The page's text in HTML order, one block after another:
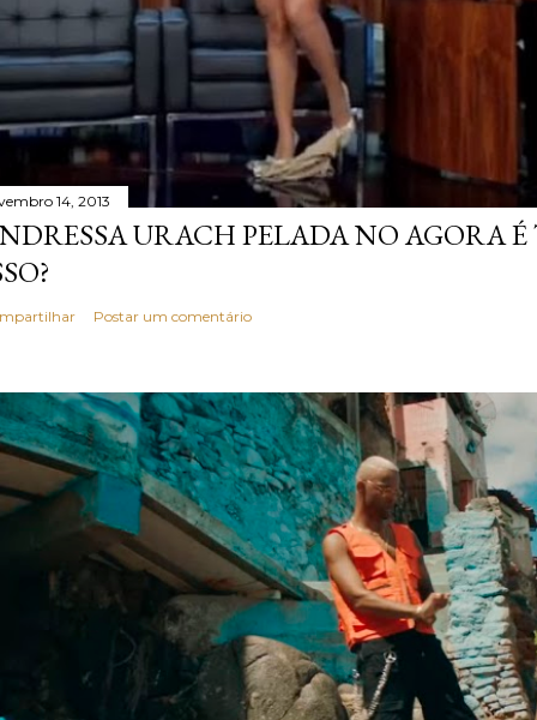
14, 2013
URACH PELADA NO AGORA É
Postar um comentário